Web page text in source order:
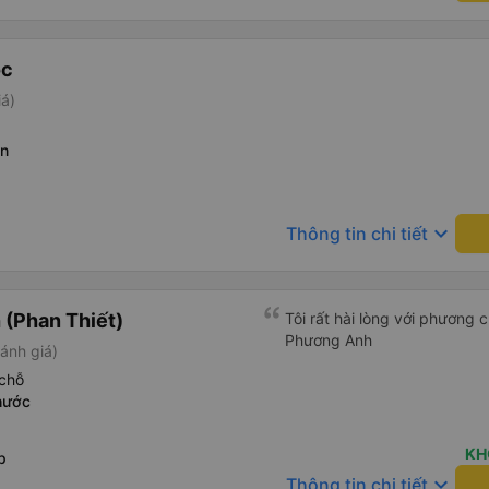
Thông tin chi tiết keyboard_arrow_down
Thiết)
giá)
Tôi rất hài lòng với phương
Phương Anh